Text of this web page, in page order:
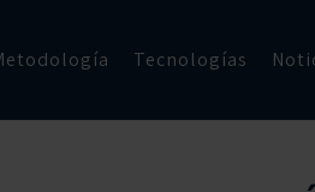
Tecnologías